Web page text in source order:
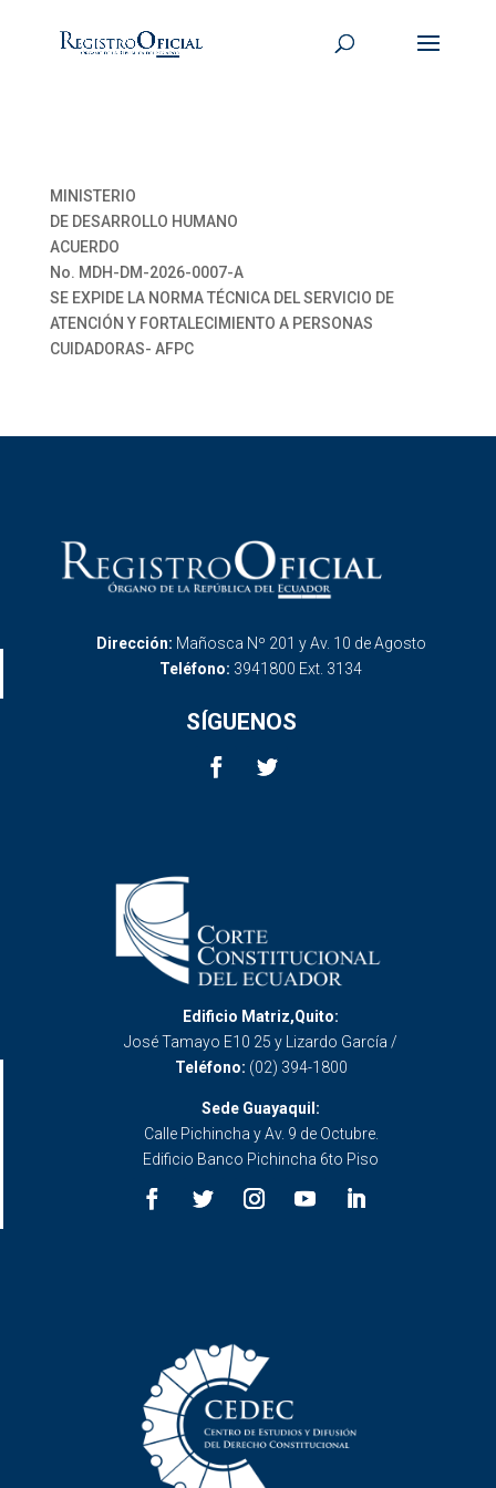
MINISTERIO
DE DESARROLLO HUMANO
ACUERDO
No. MDH-DM-2026-0007-A
SE EXPIDE LA NORMA TÉCNICA DEL SERVICIO DE
ATENCIÓN Y FORTALECIMIENTO A PERSONAS
CUIDADORAS- AFPC
Dirección: Mañosca Nº 201 y Av. 10 de Agosto
Teléfono: 3941800 Ext. 3134
SÍGUENOS
Edificio Matriz,Quito:
José Tamayo E10 25 y Lizardo García /
Teléfono: (02) 394-1800
Sede Guayaquil:
Calle Pichincha y Av. 9 de Octubre.
Edificio Banco Pichincha 6to Piso